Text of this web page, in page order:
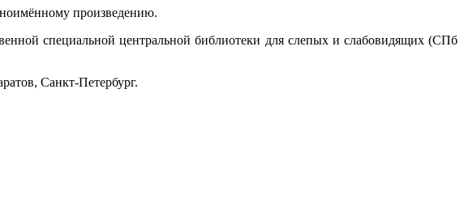
произведению.
специальной центральной библиотеки для слепых и слабовидящих (СПб
Санкт-Петербург.